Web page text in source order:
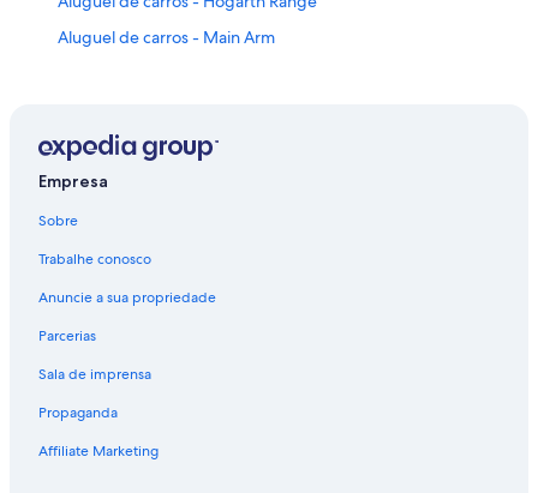
Aluguel de carros - Main Arm
Empresa
Sobre
Trabalhe conosco
Anuncie a sua propriedade
Parcerias
Sala de imprensa
Propaganda
Affiliate Marketing